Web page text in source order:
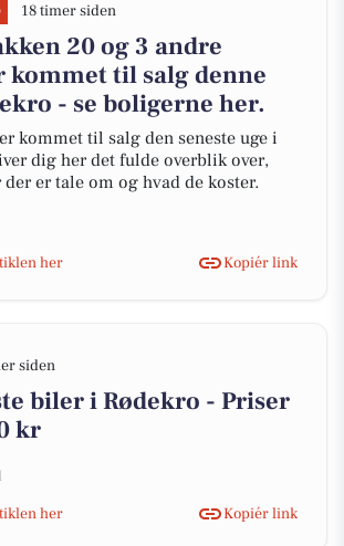
18 timer siden
20 og 3 andre
kommet til salg denne
- se boligerne her.
kommet til salg den seneste uge i
dig her det fulde overblik over,
er tale om og hvad de koster.
her
Kopiér link
siden
biler i Rødekro - Priser
kr
her
Kopiér link